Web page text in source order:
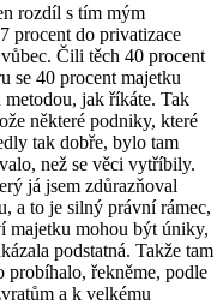
rozdíl s tím mým
procent do privatizace
Čili těch 40 procent
se 40 procent majetku
jak říkáte. Tak
některé podniky, které
tak dobře, bylo tam
než se věci vytříbily.
já jsem zdůrazňoval
a to je silný právní rámec,
majetku mohou být úniky,
podstatná. Takže tam
probíhalo, řekněme, podle
a k velkému